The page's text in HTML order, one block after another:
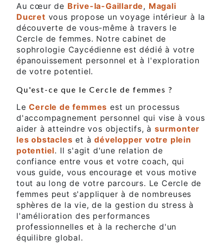
Au cœur de Brive-la-Gaillarde, Magali
Ducret vous propose un voyage intérieur à la
découverte de vous-même à travers le
Cercle de femmes. Notre cabinet de
sophrologie Caycédienne est dédié à votre
épanouissement personnel et à l'exploration
de votre potentiel.
Qu'est-ce que le Cercle de femmes ?
LeCercle de femmes est un processus
d'accompagnement personnel qui vise à vous
aider à atteindre vos objectifs, àsurmonter
les obstacles et àdévelopper votre plein
potentiel. Il s'agit d'une relation de
confiance entre vous et votre coach, qui
vous guide, vous encourage et vous motive
tout au long de votre parcours. Le Cercle de
femmes peut s'appliquer à de nombreuses
sphères de la vie, de la gestion du stress à
l'amélioration des performances
professionnelles et à la recherche d'un
équilibre global.